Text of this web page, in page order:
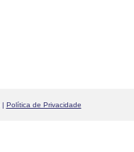
| Política de Privacidade